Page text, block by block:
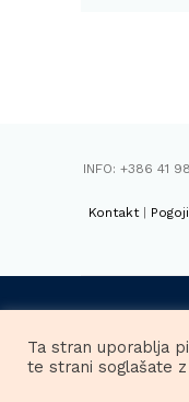
INFO: +386 41
Kontakt|
Ta stran uporablja
te strani soglašate